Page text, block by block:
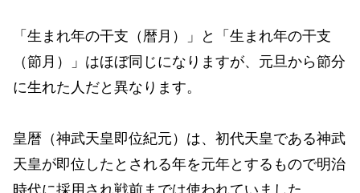
「生まれ年の干支（暦月）」と「生まれ年の干支
（節月）」はほぼ同じになりますが、元旦から節分
に生れた人だと異なります。
皇暦（神武天皇即位紀元）は、初代天皇である神武
天皇が即位したとされる年を元年とするもので明治